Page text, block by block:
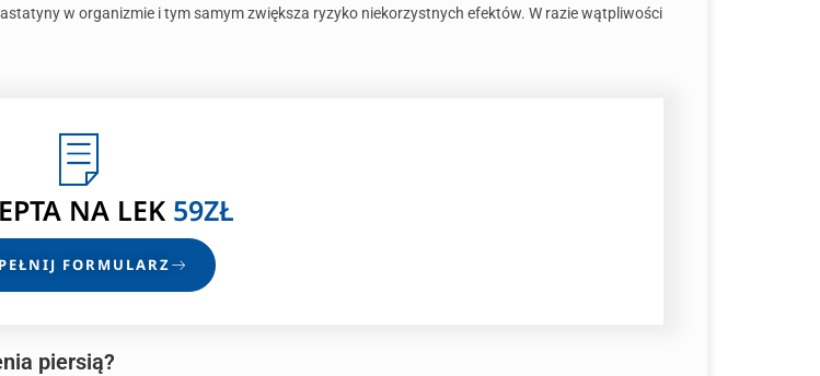
w organizmie i tym samym zwiększa ryzyko niekorzystnych efektów. W razie wątpliwości
NA LEK 59ZŁ
FORMULARZ
piersią?